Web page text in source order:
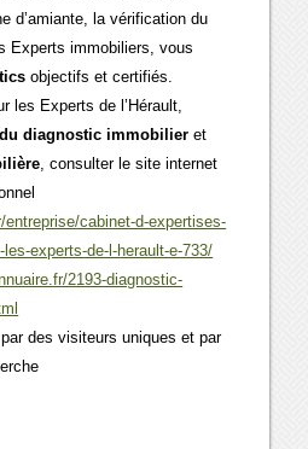
d’amiante, la vérification du
immobiliers, vous
objectifs et certifiés.
les Experts de l’Hérault,
diagnostic immobilier et
, consulter le site internet
entreprise/cabinet-d-expertises-
experts-de-l-herault-e-733/
2193-diagnostic-
des visiteurs uniques et par